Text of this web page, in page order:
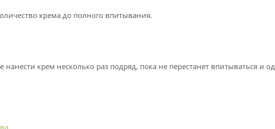
крема до полного впитывания.
крем несколько раз подряд, пока не перестанет впитываться и